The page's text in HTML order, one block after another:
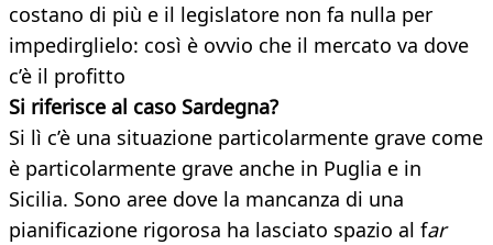
costano di più e il legislatore non fa nulla per
impedirglielo: così è ovvio che il mercato va dove
c’è il profitto
Si riferisce al caso Sardegna?
Si lì c’è una situazione particolarmente grave come
è particolarmente grave anche in Puglia e in
Sicilia. Sono aree dove la mancanza di una
pianificazione rigorosa ha lasciato spazio al far